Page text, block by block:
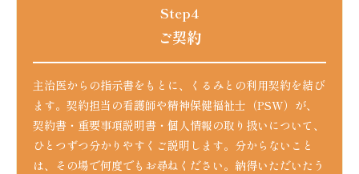
Step4
ご契約
主治医からの指示書をもとに、くるみとの利用契約を結び
ます。契約担当の看護師や精神保健福祉士（PSW）が、
契約書・重要事項説明書・個人情報の取り扱いについて、
ひとつずつ分かりやすくご説明します。分からないこと
は、その場で何度でもお尋ねください。納得いただいたう